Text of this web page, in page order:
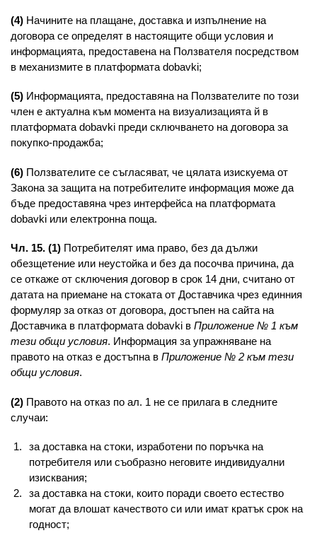
(4) Начините на плащане, доставка и изпълнение на
договора се определят в настоящите общи условия и
информацията, предоставена на Ползвателя посредством
в механизмите в платформата dobavki;
(5) Информацията, предоставяна на Ползвателите по този
член е актуална към момента на визуализацията й в
платформата dobavki преди сключването на договора за
покупко-продажба;
(6) Ползвателите се съгласяват, че цялата изискуема от
Закона за защита на потребителите информация може да
бъде предоставяна чрез интерфейса на платформата
dobavki или електронна поща.
Чл. 15. (1) Потребителят има право, без да дължи
обезщетение или неустойка и без да посочва причина, да
се откаже от сключения договор в срок 14 дни, считано от
датата на приемане на стоката от Доставчика чрез единния
формуляр за отказ от договора, достъпен на сайта на
Доставчика в платформата dobavki в Приложение № 1 към
тези общи условия. Информация за упражняване на
правото на отказ е достъпна в Приложение № 2 към тези
общи условия.
(2) Правото на отказ по ал. 1 не се прилага в следните
случаи:
за доставка на стоки, изработени по поръчка на
потребителя или съобразно неговите индивидуални
изисквания;
за доставка на стоки, които поради своето естество
могат да влошат качеството си или имат кратък срок на
годност;